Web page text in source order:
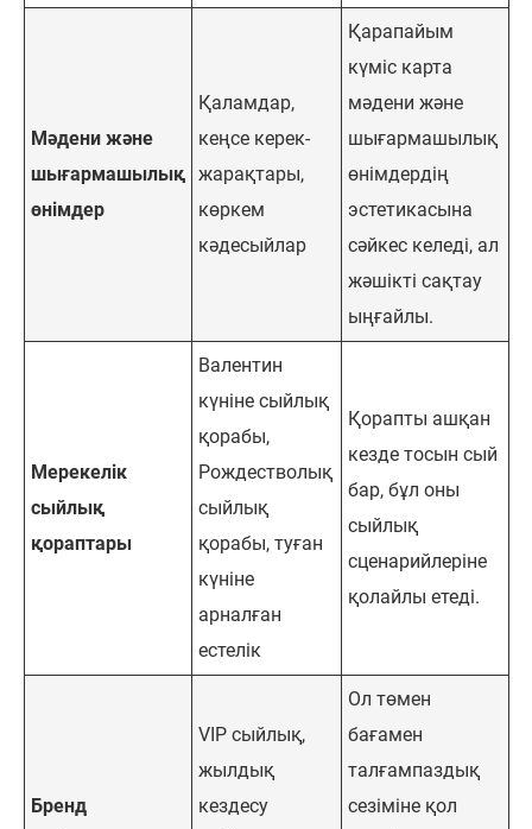
Мәдени және
шығармашылық
өнімдер
Қаламдар,
кеңсе керек-
жарақтары,
көркем
кәдесыйлар
Қарапайым
күміс карта
мәдени және
шығармашылық
өнімдердің
эстетикасына
сәйкес келеді, ал
жәшікті сақтау
ыңғайлы.
Мерекелік
сыйлық
қораптары
Валентин
күніне сыйлық
қорабы,
Рождестволық
сыйлық
қорабы, туған
күніне
арналған
естелік
Қорапты ашқан
кезде тосын сый
бар, бұл оны
сыйлық
сценарийлеріне
қолайлы етеді.
Бренд
VIP сыйлық,
жылдық
кездесу
Ол төмен
бағамен
талғампаздық
сезіміне қол